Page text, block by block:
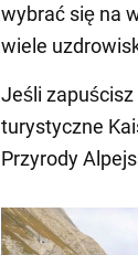
wybrać się na
wiele
Jeśli
turystyczne
Przyrody